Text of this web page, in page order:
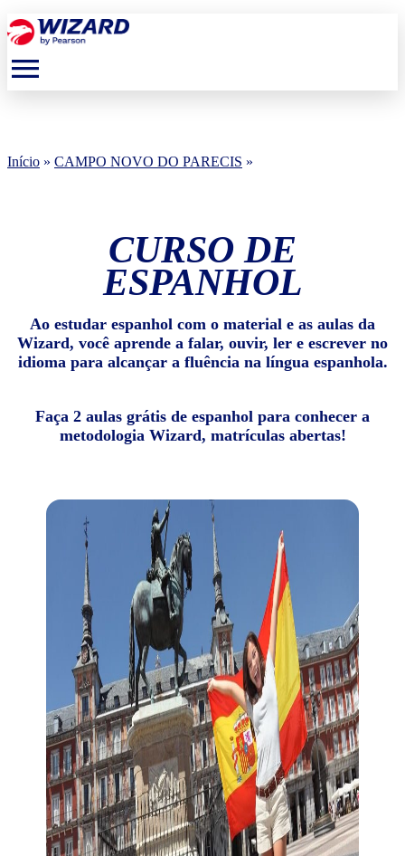
menu
Início » CAMPO NOVO DO PARECIS »
CURSO DE
ESPANHOL
Ao estudar espanhol com o material e as aulas da
Wizard, você aprende a falar, ouvir, ler e escrever no
idioma para alcançar a fluência na língua espanhola.
Faça 2 aulas grátis de espanhol para conhecer a
metodologia Wizard, matrículas abertas!